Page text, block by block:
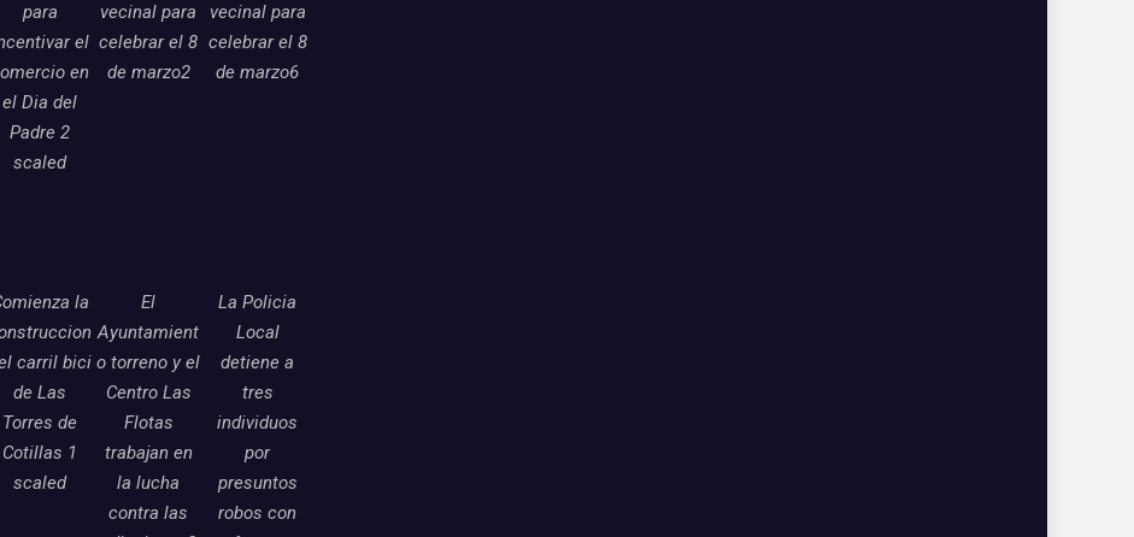
para
el
en
el Dia del
Padre 2
scaled
vecinal para
celebrar el 8
de marzo2
vecinal para
celebrar el 8
de marzo6
la
carril bici
de Las
Torres de
Cotillas 1
scaled
El
Ayuntamient
o torreno y el
Centro Las
Flotas
trabajan en
la lucha
contra las
La Policia
Local
detiene a
tres
individuos
por
presuntos
robos con